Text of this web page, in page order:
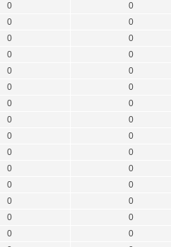
0 0
0 0
0 0
0 0
0 0
0 0
0 0
0 0
0 0
0 0
0 0
0 0
0 0
0 0
0 0